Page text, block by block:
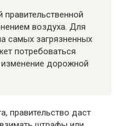
правительственной
воздуха. Для
самых загрязненных
потребоваться
дорожной
правительство даст